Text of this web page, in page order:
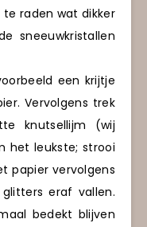
te raden wat dikker
sneeuwkristallen
een krijtje
Vervolgens trek
knutsellijm (wij
het leukste; strooi
papier vervolgens
eraf vallen.
bedekt blijven